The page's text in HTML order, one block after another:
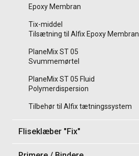
Epoxy Membran
Tix-middel
Tilsætning til Alfix Epoxy Membran
PlaneMix ST 05
Svummemørtel
PlaneMix ST 05 Fluid
Polymerdispersion
Tilbehør til Alfix tætningssystem
Fliseklæber "Fix"